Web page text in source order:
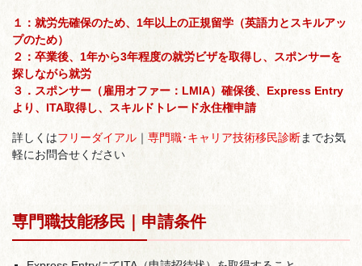
１：就労先確保のため、1年以上の正規留学（英語力とスキルアッ
プのため）
２：卒業後、1年から3年程度の就労ビザを取得し、スポンサーを
探しながら就労
３．スポンサー（雇用オファー：LMIA）確保後、Express Entry
より、ITA取得し、スキルドトレード永住権申請
詳しくはフリーダイアル ｜ 専門職･キャリア技術移民診断までお気
軽にお問合せください
専門職技能移民｜申請条件